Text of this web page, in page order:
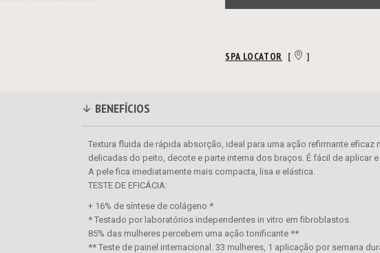
SPA LOCATOR [ ]
BENEFÍCIOS
Textura fluida de rápida absorção, ideal para uma ação refirmante eficaz
delicadas do peito, decote e parte interna dos braços. É fácil de aplicar e
A pele fica imediatamente mais compacta, lisa e elástica.
TESTE DE EFICÁCIA:
+ 16% de síntese de colágeno *
* Testado por laboratórios independentes in vitro em fibroblastos.
85% das mulheres percebem uma ação tonificante **
** Teste de painel internacional. 33 mulheres, 1 aplicação por semana